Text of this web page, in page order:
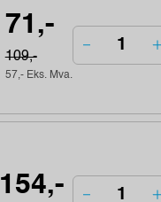
71,-
109,-
57,- Eks. Mva.
154,-